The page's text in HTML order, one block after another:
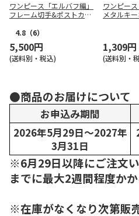
ワンピース「エルバフ編」
フレーム切手&ポストカー
4.8 （6）
5,500円
(送料別・税込)
ワンピース
メタルキー
1,309円
(送料別・
●商品のお届けについて
お申込み期間
2026年5月29日～2027年
3月31日
※6月29日以降にご注文
までに最大2週間程度か
※在庫がなくなり次第販